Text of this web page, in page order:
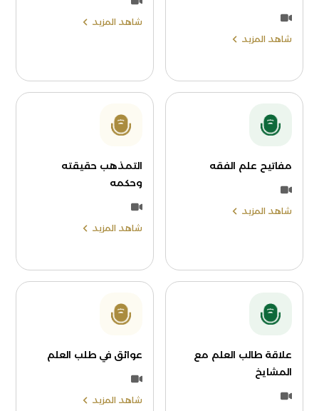
شاهد المزيد
شاهد المزيد
مفاتيح علم الفقه
شاهد المزيد
التمذهب حقيقته
وحكمه
شاهد المزيد
علاقة طالب العلم مع
المشايخ
عوائق في طلب العلم
شاهد المزيد